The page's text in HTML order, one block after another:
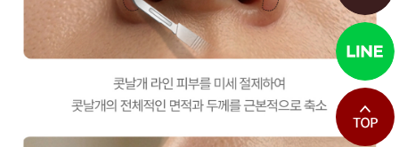
최상단으